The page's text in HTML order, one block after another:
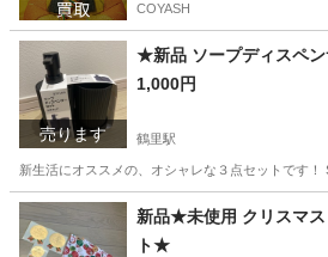
COYASH
売ります
★新品 ソープディスペ
1,000円
鶴里駅
新生活にオススメの、オシャレな３点セットです
愛知 名古屋市 鶴里駅 その他 デ
新品★未使用 クリスマ
ト★